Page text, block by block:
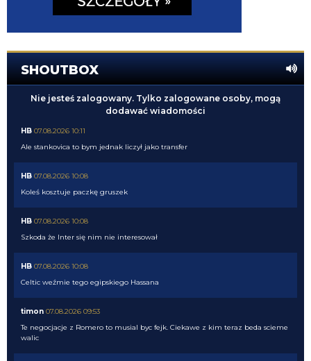
SHOUTBOX
Nie jesteś zalogowany. Tylko zalogowane osoby, mogą
dodawać wiadomości
HB 07.08.2026 10:11
Ale stankovica to bym jednak liczył jako transfer
HB 07.08.2026 10:08
Koleś kosztuje paczkę gruszek
HB 07.08.2026 10:08
Szkoda że Inter się nim nie interesował
HB 07.08.2026 10:08
Celtic weźmie tego egipskiego Hassana
timon 07.08.2026 09:53
Te negocjacje z Romero to musial byc fejk. Ciekawe z kim teraz beda scieme
walic